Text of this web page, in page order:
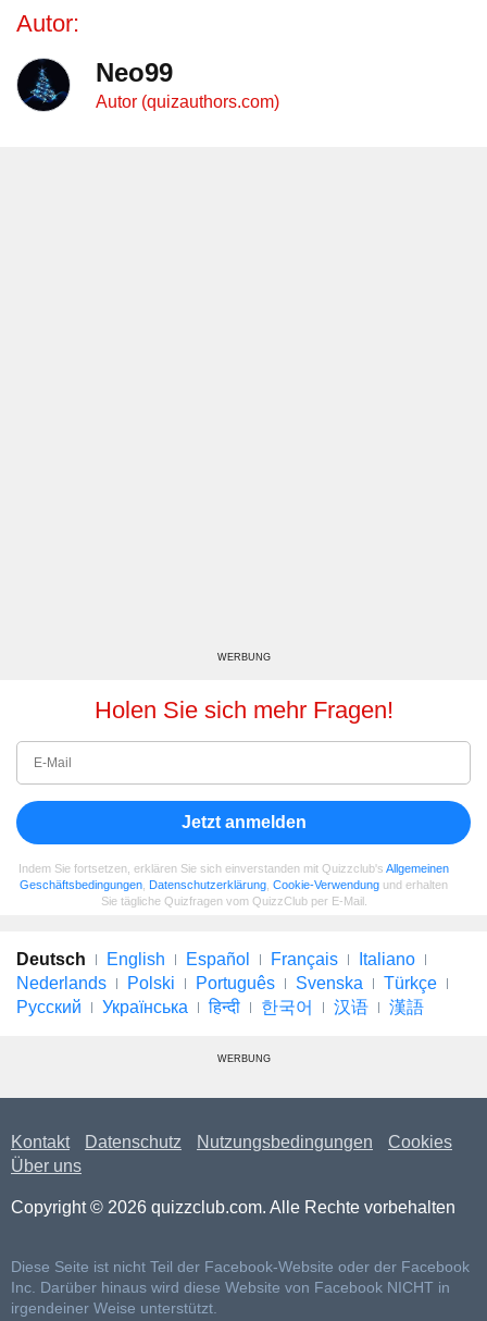
Autor:
Neo99
Autor (quizauthors.com)
WERBUNG
Holen Sie sich mehr Fragen!
Jetzt anmelden
Indem Sie fortsetzen, erklären Sie sich einverstanden mit Quizzclub's Allgemeinen
Geschäftsbedingungen Datenschutzerklärung Cookie-Verwendung und erhalten
Sie tägliche Quizfragen vom QuizzClub per E-Mail.
Deutsch English Español Français
Italiano
Nederlands
Polski Português Svenska
Türkçe
Русский
Українська हिन्दी 한국어 汉语 漢語
WERBUNG
Kontakt Datenschutz Nutzungsbedingungen
Cookies
Über uns
Copyright © 2026 quizzclub.com. Alle Rechte vorbehalten
Diese Seite ist nicht Teil der Facebook-Website oder der Facebook
Inc. Darüber hinaus wird diese Website von Facebook NICHT in
irgendeiner Weise unterstützt.